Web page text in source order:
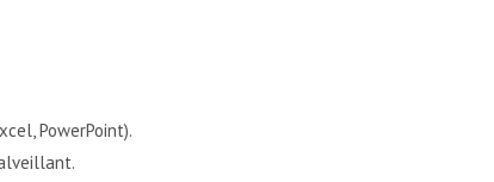
PowerPoint).